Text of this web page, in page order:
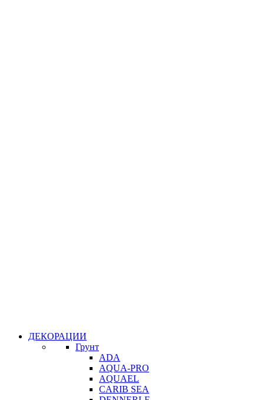
ДЕКОРАЦИИ
Грунт
ADA
AQUA-PRO
AQUAEL
CARIB SEA